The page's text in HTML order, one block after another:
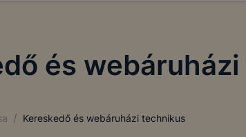
és
/ Kereskedő és webáruházi technikus
Ön egy weboldalt látogat meg. A